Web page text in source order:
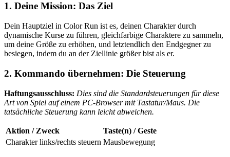
1. Deine Mission: Das Ziel
Dein Hauptziel in Color Run ist es, deinen Charakter durch
dynamische Kurse zu führen, gleichfarbige Charaktere zu sammeln,
um deine Größe zu erhöhen, und letztendlich den Endgegner zu
besiegen, indem du an der Ziellinie größer bist als er.
2. Kommando übernehmen: Die Steuerung
Haftungsausschluss: Dies sind die Standardsteuerungen für diese
Art von Spiel auf einem PC-Browser mit Tastatur/Maus. Die
tatsächliche Steuerung kann leicht abweichen.
Aktion / Zweck
Taste(n) / Geste
Charakter links/rechts steuern Mausbewegung